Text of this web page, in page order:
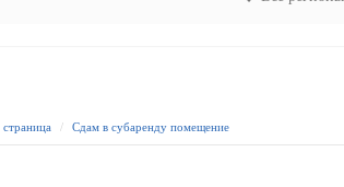
страница Сдам в субаренду помещение